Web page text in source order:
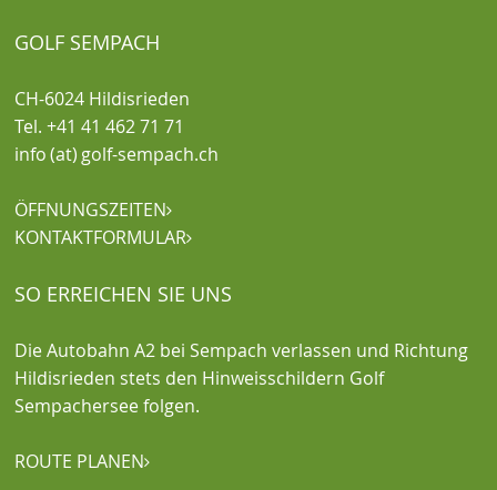
GOLF SEMPACH
CH-6024 Hildisrieden
Tel. +41 41 462 71 71
info (at) golf-sempach.ch
ÖFFNUNGSZEITEN
KONTAKTFORMULAR
SO ERREICHEN SIE UNS
Die Autobahn A2 bei Sempach verlassen und Richtung
Hildisrieden stets den Hinweisschildern Golf
Sempachersee folgen.
ROUTE PLANEN